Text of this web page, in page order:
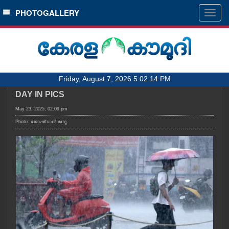
SECTIONS
HOME
NOTIFIED NEWS
KERALA
LOCAL
OBITUARY
NEWS 360
PHOTOGALLERY
Friday, August 7, 2026 5:02:14 PM
DAY IN PICS
May 23, 2025, 02:09 pm
Photo: ജോഷ്‌വാൻ മനു